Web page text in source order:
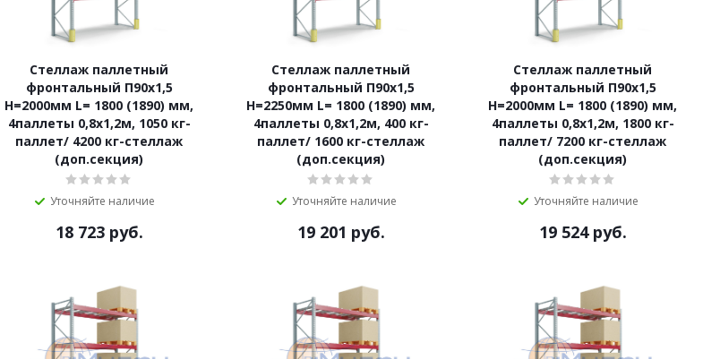
Стеллаж паллетный
фронтальный П90х1,5
Н=2000мм L= 1800 (1890) мм,
4паллеты 0,8х1,2м, 1050 кг-
паллет/ 4200 кг-стеллаж
(доп.секция)
Уточняйте наличие
18 723руб.
Стеллаж паллетный
фронтальный П90х1,5
Н=2250мм L= 1800 (1890) мм,
4паллеты 0,8х1,2м, 400 кг-
паллет/ 1600 кг-стеллаж
(доп.секция)
Уточняйте наличие
19 201 руб.
Стеллаж паллетный
фронтальный П90х1,5
Н=2000мм L= 1800 (1890) мм,
4паллеты 0,8х1,2м, 1800 кг-
паллет/ 7200 кг-стеллаж
(доп.секция)
Уточняйте наличие
19 524руб.